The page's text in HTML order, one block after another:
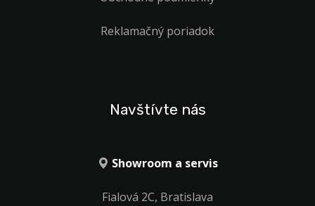
Reklamačný poriadok
Navštívte nás
Showroom a servis
Fialová 2C, Bratislava